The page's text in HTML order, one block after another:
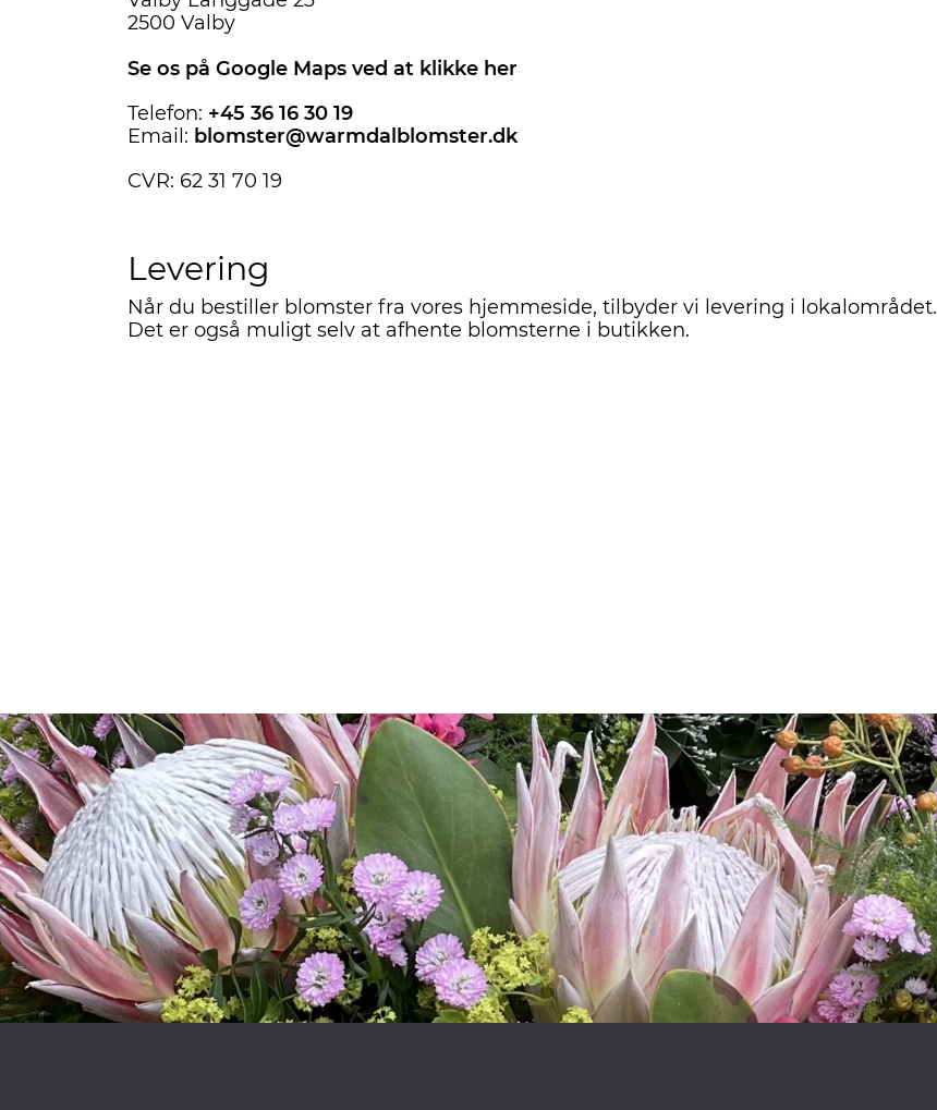
2500 Valby
Se os på Google Maps ved at klikke her
Telefon: +45 36 16 30 19
Email: blomster@warmdalblomster.dk
CVR: 62 31 70 19
Levering
Når du bestiller blomster fra vores hjemmeside, tilbyder vi levering i lokalområdet.
Det er også muligt selv at afhente blomsterne i butikken.